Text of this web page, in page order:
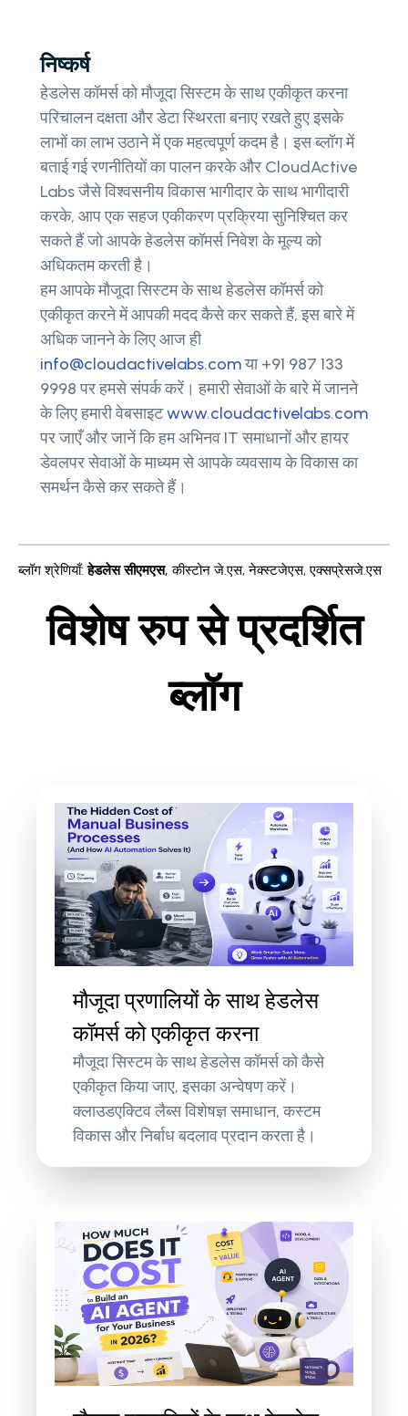
निष्कर्ष
हेडलेस कॉमर्स को मौजूदा सिस्टम के साथ एकीकृत करना
परिचालन दक्षता और डेटा स्थिरता बनाए रखते हुए इसके
लाभों का लाभ उठाने में एक महत्वपूर्ण कदम है। इस ब्लॉग में
बताई गई रणनीतियों का पालन करके और CloudActive
Labs जैसे विश्वसनीय विकास भागीदार के साथ भागीदारी
करके, आप एक सहज एकीकरण प्रक्रिया सुनिश्चित कर
सकते हैं जो आपके हेडलेस कॉमर्स निवेश के मूल्य को
अधिकतम करती है।
हम आपके मौजूदा सिस्टम के साथ हेडलेस कॉमर्स को
एकीकृत करने में आपकी मदद कैसे कर सकते हैं, इस बारे में
अधिक जानने के लिए आज ही
info@cloudactivelabs.comया +91 987 133
9998 पर हमसे संपर्क करें। हमारी सेवाओं के बारे में जानने
के लिए हमारी वेबसाइटwww.cloudactivelabs.com
पर जाएँ और जानें कि हम अभिनव IT समाधानों और हायर
डेवलपर सेवाओं के माध्यम से आपके व्यवसाय के विकास का
समर्थन कैसे कर सकते हैं।
ब्लॉग श्रेणियाँ: हेडलेस सीएमएस, कीस्टोन जे.एस,नेक्स्टजेएस,एक्सप्रेसजे.एस
विशेष रुप से प्रदर्शित
ब्लॉग
मौजूदा प्रणालियों के साथ हेडलेस
कॉमर्स को एकीकृत करना
मौजूदा सिस्टम के साथ हेडलेस कॉमर्स को कैसे
एकीकृत किया जाए, इसका अन्वेषण करें।
क्लाउडएक्टिव लैब्स विशेषज्ञ समाधान, कस्टम
विकास और निर्बाध बदलाव प्रदान करता है।